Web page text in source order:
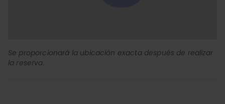
Se proporcionará la ubicación exacta después de realizar
la reserva.